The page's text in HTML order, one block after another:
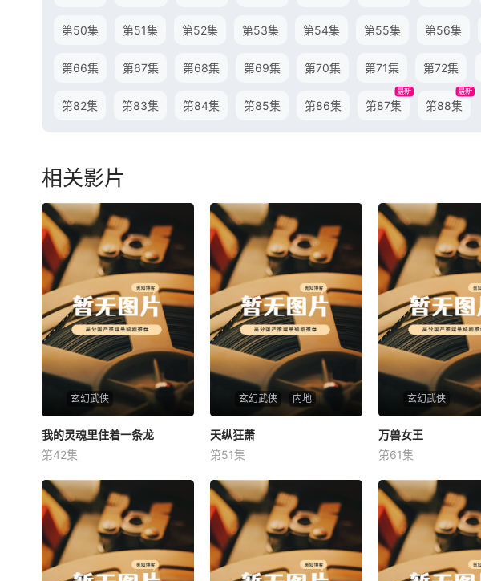
第50集 第51集 第52集 第53集 第54集 第55集 第56集
第66集 第67集 第68集 第69集 第70集 第71集 第72集
第82集 第83集 第84集 第85集 第86集 第87集
最新
第88集
最新
相关影片
玄幻武侠
我的灵魂里住着一条龙
未知
我的灵魂里住着一条龙
第42集
玄幻武侠 内地
天纵狂萧
未知
天纵狂萧
第51集
玄幻武侠
万兽女王
未知
万兽女王
第61集